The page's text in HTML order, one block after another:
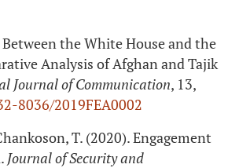
Between the White House and the
Analysis of Afghan and Tajik
Journal of Communication, 13,
8036/2019FEA0002
T. (2020). Engagement
Journal of Security and